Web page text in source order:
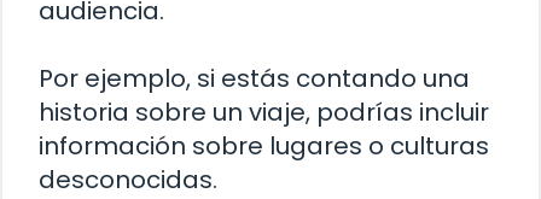
audiencia.
Por ejemplo, si estás contando una
historia sobre un viaje, podrías incluir
información sobre lugares o culturas
desconocidas.